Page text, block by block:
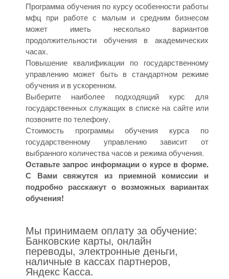
Программа обучения по курсу особенности работы
мфц при работе с малым и средним бизнесом
может иметь несколько вариантов
продолжительности обучения в академических
часах.
Повышение квалификации по государственному
управлению может быть в стандартном режиме
обучения и в ускоренном.
Выберите наиболее подходящий курс для
государственных служащих в списке на сайте или
позвоните по телефону.
Стоимость программы обучения курса по
государственному управлению зависит от
выбранного количества часов и режима обучения.
Оставьте запрос информации о курсе в форме.
С Вами свяжутся из приемной комиссии и
подробно расскажут о возможных вариантах
обучения!
Мы принимаем оплату за обучение:
Банковские карты, онлайн
переводы, электронные деньги,
наличные в кассах партнеров,
Яндекс Касса.